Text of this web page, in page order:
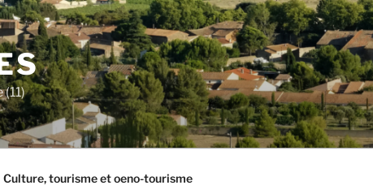
Culture, tourisme et oeno-tourisme